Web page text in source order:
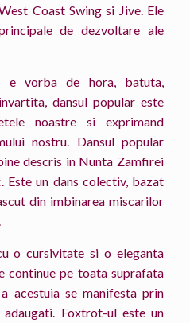
Coast Swing si Jive. Ele
de dezvoltare ale
vorba de hora, batuta,
dansul popular este
noastre si exprimand
nostru. Dansul popular
descris in Nunta Zamfirei
Este un dans colectiv, bazat
din imbinarea miscarilor
o cursivitate si o eleganta
continue pe toata suprafata
acestuia se manifesta prin
Foxtrot-ul este un